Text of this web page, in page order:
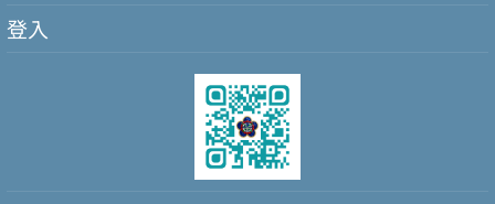
登入